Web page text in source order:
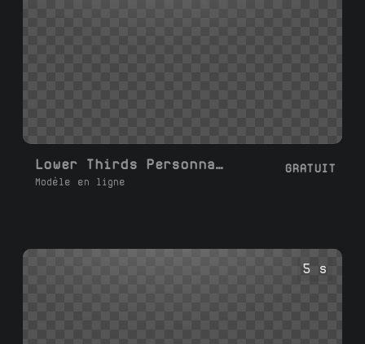
Lower Thirds Personnalisés
Modèle en ligne
GRATUIT
5 s